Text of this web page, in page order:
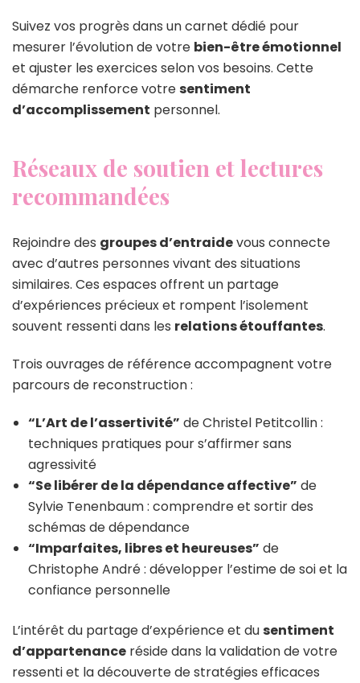
Suivez vos progrès dans un carnet dédié pour
mesurer l’évolution de votre bien-être émotionnel
et ajuster les exercices selon vos besoins. Cette
démarche renforce votresentiment
d’accomplissement personnel.
Réseaux de soutien et lectures
recommandées
Rejoindre des groupes d’entraidevous connecte
avec d’autres personnes vivant des situations
similaires. Ces espaces offrent un partage
d’expériences précieux et rompent l’isolement
souvent ressenti dans les relations étouffantes.
Trois ouvrages de référence accompagnent votre
parcours de reconstruction :
“L’Art de l’assertivité” de Christel Petitcollin :
techniques pratiques pour s’affirmer sans
agressivité
“Se libérer de la dépendance affective” de
Sylvie Tenenbaum : comprendre et sortir des
schémas de dépendance
“Imparfaites, libres et heureuses” de
Christophe André : développer l’estime de soi et la
confiance personnelle
L’intérêt du partage d’expérience et dusentiment
d’appartenance réside dans la validation de votre
ressenti et la découverte de stratégies efficaces